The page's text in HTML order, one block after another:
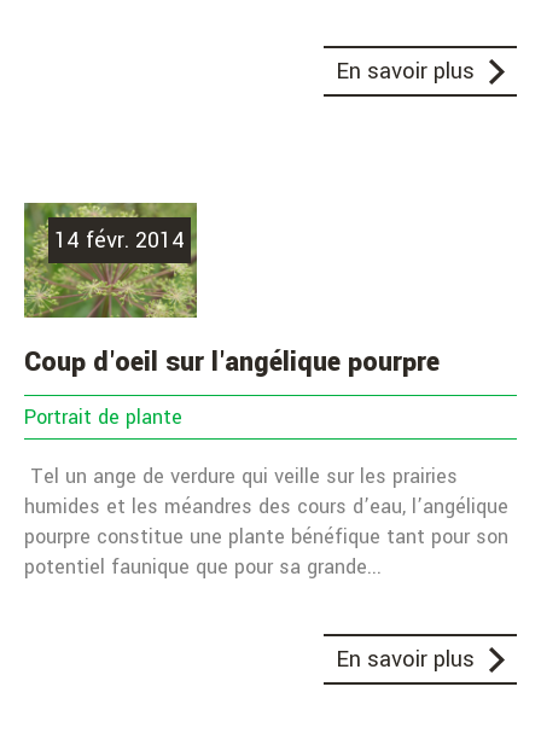
En savoir plus
14 févr. 2014
Coup d'oeil sur l'angélique pourpre
Portrait de plante
Tel un ange de verdure qui veille sur les prairies
humides et les méandres des cours d’eau, l’angélique
pourpre constitue une plante bénéfique tant pour son
potentiel faunique que pour sa grande...
En savoir plus